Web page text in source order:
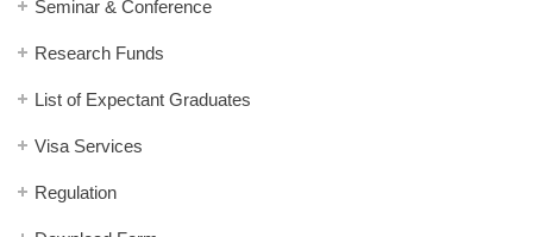
Seminar & Conference
Research Funds
List of Expectant Graduates
Visa Services
Regulation